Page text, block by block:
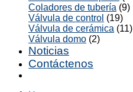
Coladores de tubería (9)
Válvula de control (19)
Válvula de cerámica (11)
Válvula domo (2)
Noticias
Contáctenos